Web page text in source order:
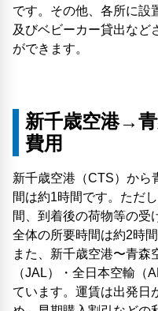
です。その他、各所に設
及びベビーカー貸出など
ができます。
新千歳空港→青
費用
新千歳空港（CTS）から
間は約1時間です。ただ
間、到着後の荷物等の受
全体の所要時間は約2時
また、新千歳空港〜青森
（JAL）・全日本空輸（
ています。運賃は出発日